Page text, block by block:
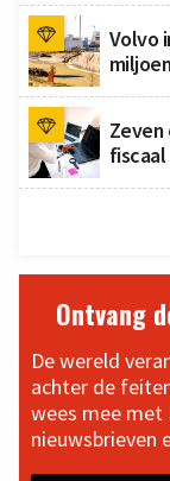
Volvo
Zeven
Ontvang
De wereld
achter de
wees mee met
nieuwsbrieven